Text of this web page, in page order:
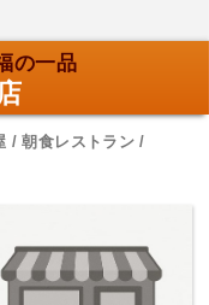
の一品
/ 朝食レストラン /